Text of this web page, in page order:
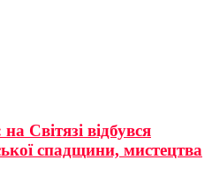
Світязі відбувся
спадщини, мистецтва